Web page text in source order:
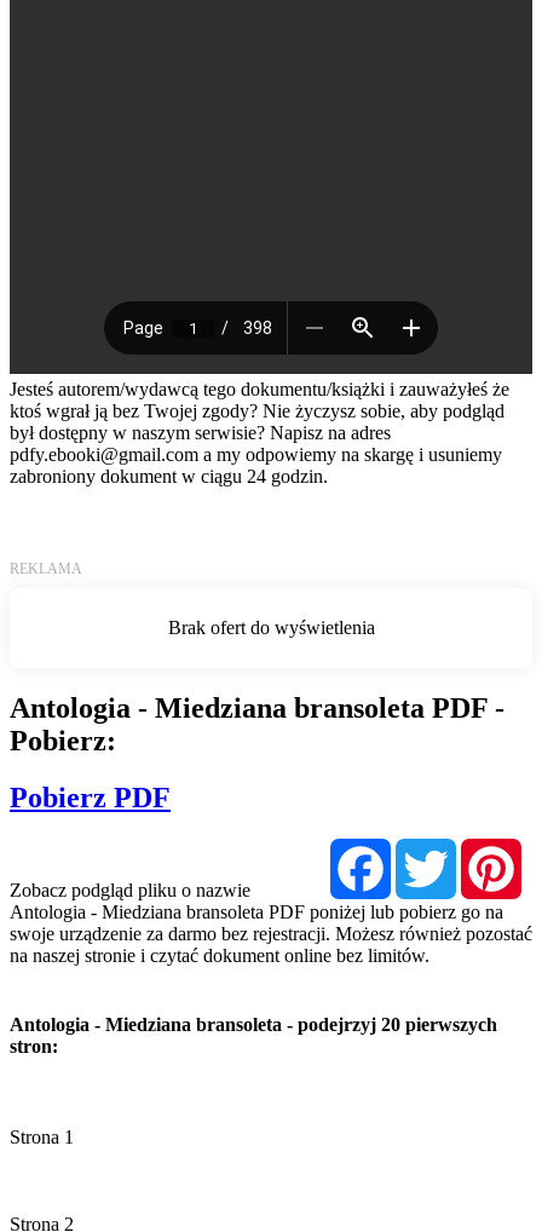
Jesteś autorem/wydawcą tego dokumentu/książki i zauważyłeś że
ktoś wgrał ją bez Twojej zgody? Nie życzysz sobie, aby podgląd
był dostępny w naszym serwisie? Napisz na adres
pdfy.ebooki@gmail.com a my odpowiemy na skargę i usuniemy
zabroniony dokument w ciągu 24 godzin.
Antologia - Miedziana bransoleta PDF -
Pobierz:
Pobierz PDF
FacebookTwitter
Zobacz podgląd pliku o nazwie
Antologia - Miedziana bransoleta PDF poniżej lub pobierz go na
swoje urządzenie za darmo bez rejestracji. Możesz również pozostać
na naszej stronie i czytać dokument online bez limitów.
Antologia - Miedziana bransoleta - podejrzyj 20 pierwszych
stron: